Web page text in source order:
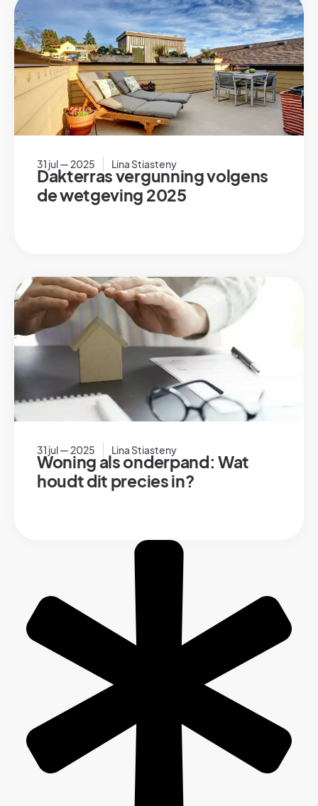
31 jul — 2025 Lina Stiasteny
Dakterras vergunning volgens
de wetgeving 2025
31 jul — 2025 Lina Stiasteny
Woning als onderpand: Wat
houdt dit precies in?